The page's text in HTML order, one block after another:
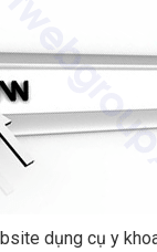
dụng cụ y